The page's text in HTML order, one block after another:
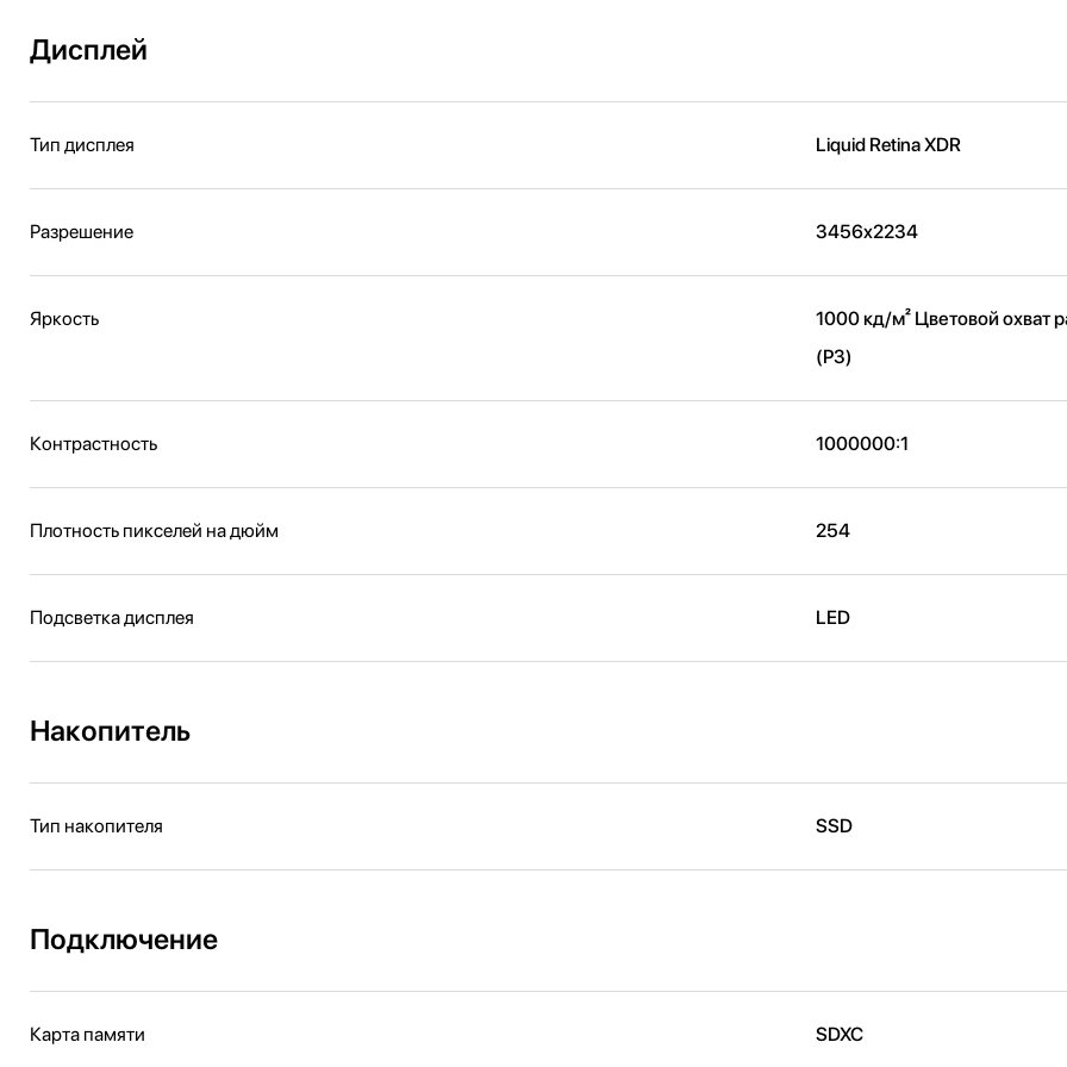
Дисплей
Тип дисплея Liquid Retina XDR
Разрешение 3456x2234
Яркость
1000 кд/м² Цветовой охват
(P3)
Контрастность 1000000:1
Плотность пикселей на дюйм 254
Подсветка дисплея LED
Накопитель
Тип накопителя SSD
Подключение
Карта памяти SDXC